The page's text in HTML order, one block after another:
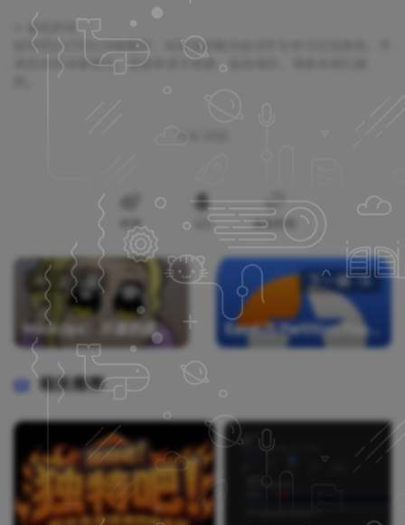
版权声明
独特吧DUTE8.CN提醒您：本网站所载内容仅作为学习交流使用，不
承担任何法律责任。资源来源于网络，如有侵权，请联系我们删
微博 QQ 复制链接
上一篇
MockGps：开源的虚拟定位与模拟导航工具
下一篇
EaseUS Partition Master(易我分区大师) v19.6.0 Build 20250212
相关推荐